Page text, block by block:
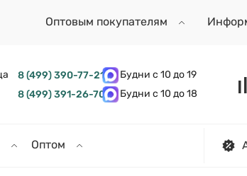
Оптовым покупателям
8 (499) 390-77-21
Будни с 10 до 19
8 (499) 391-26-70 Будни с 10 до 18
Оптом